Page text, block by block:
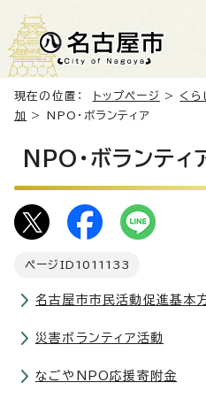
現在の位置： トップページ > くら
加
> NPO・ボランティア
NPO・ボランティ
ページID 1011133
名古屋市市民活動促進基本
災害ボランティア活動
なごやNPO応援寄附金